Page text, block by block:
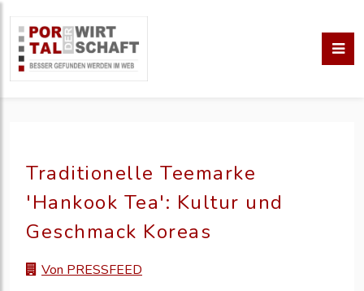
Traditionelle Teemarke
'Hankook Tea': Kultur und
Geschmack Koreas
Von PRESSFEED